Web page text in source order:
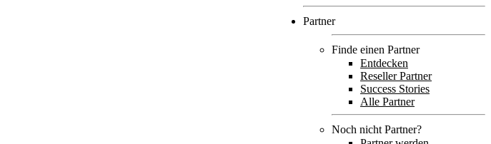
Partner
Finde einen Partner
Entdecken
Reseller Partner
Success Stories
Alle Partner
Noch nicht Partner?